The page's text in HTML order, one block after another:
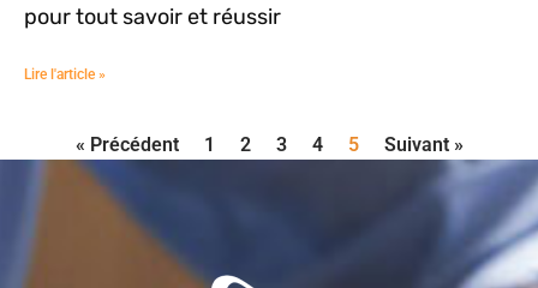
pour tout savoir et réussir
Lire l'article »
« Précédent 1 2 3 4 5 Suivant »